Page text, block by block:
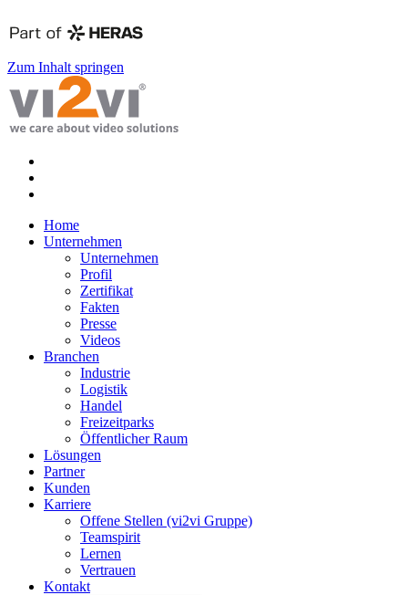
Zum Inhalt springen
Home
Unternehmen
Unternehmen
Profil
Zertifikat
Fakten
Presse
Videos
Branchen
Industrie
Logistik
Handel
Freizeitparks
Öffentlicher Raum
Lösungen
Partner
Kunden
Karriere
Offene Stellen (vi2vi Gruppe)
Teamspirit
Lernen
Vertrauen
Kontakt